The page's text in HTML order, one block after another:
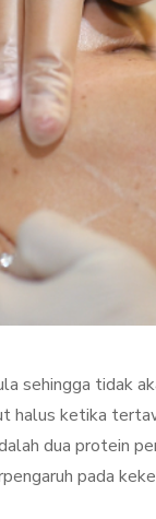
sehingga tidak
halus ketika
dua protein
pada